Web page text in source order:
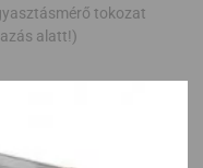
tokozat
alatt!)